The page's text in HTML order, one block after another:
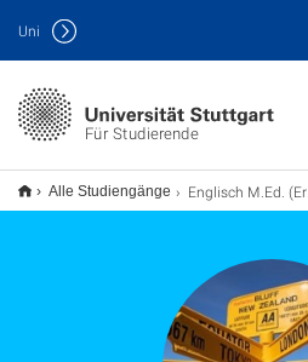
Für Studierende
Uni
Alle Studiengänge Englisch M.Ed. (Erweiterung), Lehramt